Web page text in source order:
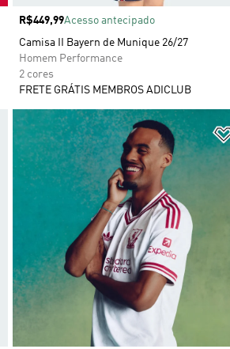
Preço
R$449,99Acesso antecipado
Camisa II Bayern de Munique 26/27
Homem Performance
2 cores
FRETE GRÁTIS MEMBROS ADICLUB
Adicionar à Lista de Desejos